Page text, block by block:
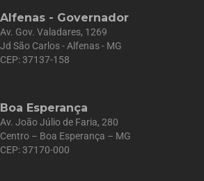
Alfenas - Governador
Av. Gov. Valadares, 1269
Jd São Carlos - Alfenas - MG
CEP: 37137-158
Boa Esperança
Av. João Júlio de Faria, 280
Centro – Boa Esperança – MG
CEP: 37170-000